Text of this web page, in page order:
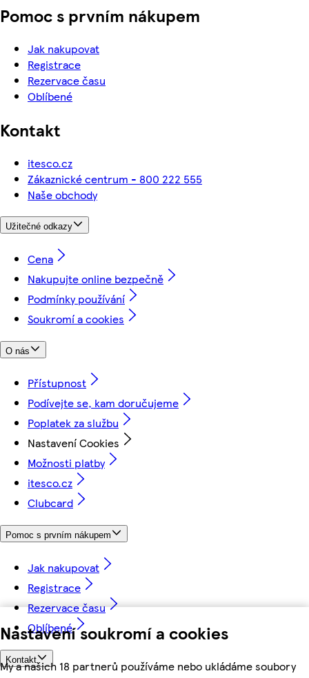
Nastavení soukromí a cookies
My a našich 18 partnerů používáme nebo ukládáme soubory
Pomoc s prvním nákupem
Jak nakupovat
Registrace
Rezervace času
Oblíbené
Kontakt
itesco.cz
Zákaznické centrum - 800 222 555
Naše obchody
Užitečné odkazy
Cena
Nakupujte online bezpečně
Podmínky používání
Soukromí a cookies
O nás
Přístupnost
Podívejte se, kam doručujeme
Poplatek za službu
Nastavení Cookies
Možnosti platby
itesco.cz
Clubcard
Pomoc s prvním nákupem
Jak nakupovat
Registrace
Rezervace času
Oblíbené
Kontakt